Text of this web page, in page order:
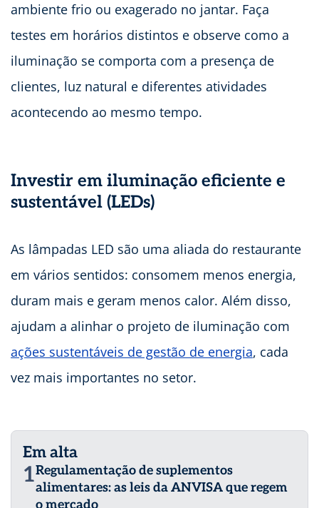
ambiente frio ou exagerado no jantar. Faça
testes em horários distintos e observe como a
iluminação se comporta com a presença de
clientes, luz natural e diferentes atividades
acontecendo ao mesmo tempo.
Investir em iluminação eficiente e
sustentável (LEDs)
As lâmpadas LED são uma aliada do restaurante
em vários sentidos: consomem menos energia,
duram mais e geram menos calor. Além disso,
ajudam a alinhar o projeto de iluminação com
ações sustentáveis de gestão de energia, cada
vez mais importantes no setor.
Em alta
1Regulamentação de suplementos
alimentares: as leis da ANVISA que regem